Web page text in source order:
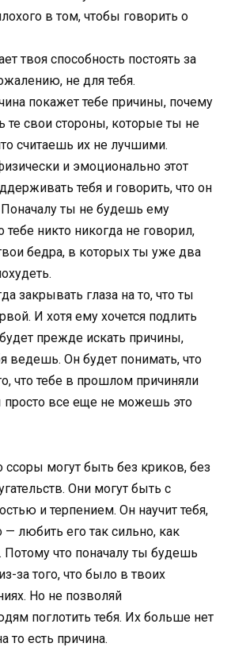
в том, чтобы говорить о
твоя способность постоять за
не для тебя.
покажет тебе причины, почему
свои стороны, которые ты не
считаешь их не лучшими.
и эмоционально этот
тебя и говорить, что он
ты не будешь ему
тебе никто никогда не говорил,
бедра, в которых ты уже два
закрывать глаза на то, что ты
И хотя ему хочется подлить
прежде искать причины,
ведешь. Он будет понимать, что
что тебе в прошлом причиняли
просто все еще не можешь это
ссоры могут быть без криков, без
Они могут быть с
и терпением. Он научит тебя,
— любить его так сильно, как
что поначалу ты будешь
за того, что было в твоих
Но не позволяй
поглотить тебя. Их больше нет
то есть причина.